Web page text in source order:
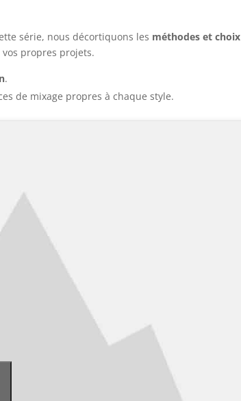
série, nous décortiquons les méthodes et choix
propres projets.
.
de mixage propres à chaque style.